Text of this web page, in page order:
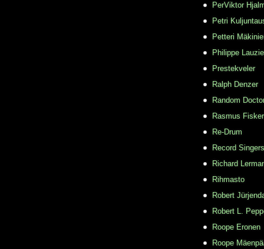
PerViktor
Petri
Petteri
Philippe
Prestekveler
Ralph Denzer
Random
Rasmus Fisker
Re-Drum
Record Singers
Richard
Rihmasto
Robert
Robert L.
Roope Eronen
Roope